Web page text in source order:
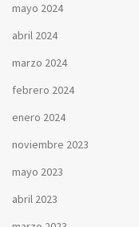
mayo 2024
abril 2024
marzo 2024
febrero 2024
enero 2024
noviembre 2023
mayo 2023
abril 2023